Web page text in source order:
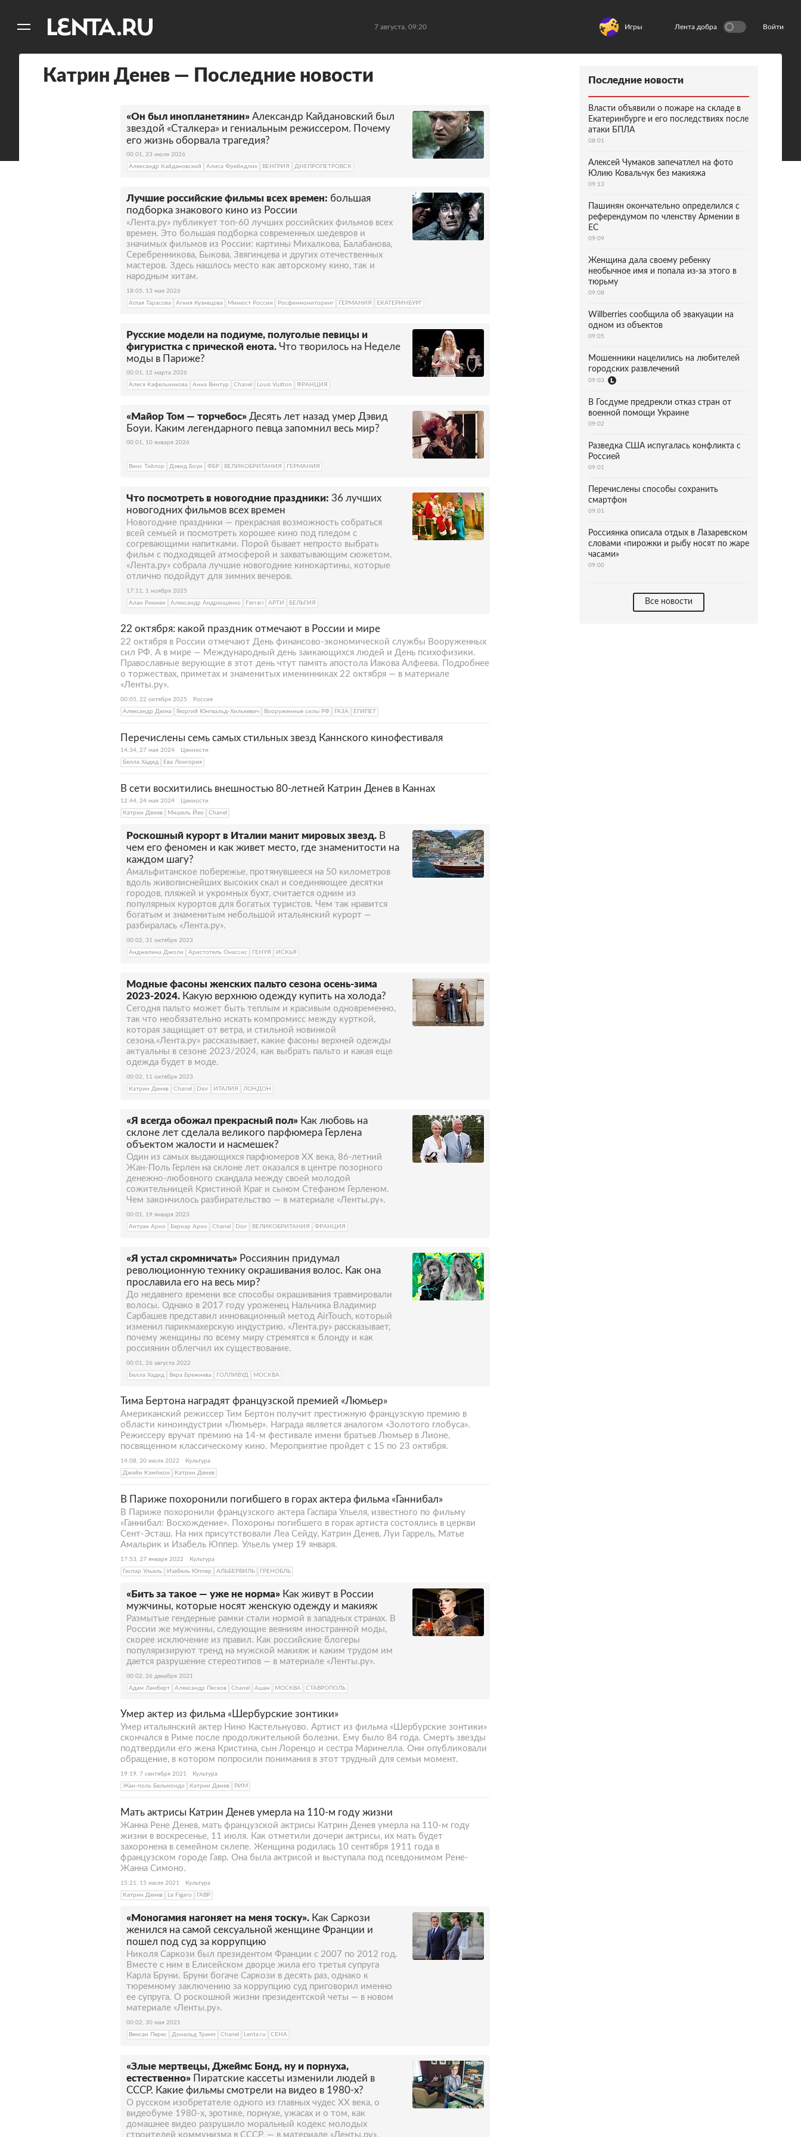
7 августа, 09:20 Игры Лента добра Войти
Катрин Денев — Последние новости
«Он был инопланетянин» Александр Кайдановский был
звездой «Сталкера» и гениальным режиссером. Почему
его жизнь оборвала трагедия?
00:01, 23 июля 2026
Александр Кайдановский
Алиса Фрейндлих ВЕНГРИЯ ДНЕПРОПЕТРОВСК
Лучшие российские фильмы всех времен: большая
подборка знакового кино из России
«Лента.ру» публикует топ-60 лучших российских фильмов всех
времен. Это большая подборка современных шедевров и
значимых фильмов из России: картины Михалкова, Балабанова,
Серебренникова, Быкова, Звягинцева и других отечественных
мастеров. Здесь нашлось место как авторскому кино, так и
народным хитам.
18:05, 13 мая 2026
Аглая Тарасова
Агния Кузнецова Минюст России Росфинмониторинг ГЕРМАНИЯ ЕКАТЕРИНБУРГ
Русские модели на подиуме, полуголые певицы и
фигуристка с прической енота. Что творилось на Неделе
моды в Париже?
00:01, 12 марта 2026
Алеся Кафельникова
Анна Винтур Chanel Louis Vuitton ФРАНЦИЯ
«Майор Том — торчебос» Десять лет назад умер Дэвид
Боуи. Каким легендарного певца запомнил весь мир?
00:01, 10 января 2026
Винс Тэйлор Дэвид Боуи ФБР ВЕЛИКОБРИТАНИЯ ГЕРМАНИЯ
Что посмотреть в новогодние праздники: 36 лучших
новогодних фильмов всех времен
Новогодние праздники — прекрасная возможность собраться
всей семьей и посмотреть хорошее кино под пледом с
согревающими напитками. Порой бывает непросто выбрать
фильм с подходящей атмосферой и захватывающим сюжетом.
«Лента.ру» собрала лучшие новогодние кинокартины, которые
отлично подойдут для зимних вечеров.
17:11, 1 ноября 2025
Алан Рикман
Александр Андрющенко Ferrari АРТИ БЕЛЬГИЯ
22 октября: какой праздник отмечают в России и мире
22 октября в России отмечают День финансово-экономической службы Вооруженных
сил РФ. А в мире — Международный день заикающихся людей и День психофизики.
Православные верующие в этот день чтут память апостола Иакова Алфеева. Подробнее
о торжествах, приметах и знаменитых именинниках 22 октября — в материале
«Ленты.ру».
00:05, 22 октября 2025
Россия
Александр Дюма
Георгий Юнгвальд-Хилькевич Вооруженные силы РФ ГАЗА ЕГИПЕТ
Перечислены семь самых стильных звезд Каннского кинофестиваля
14:34, 27 мая 2024
Ценности
Белла Хадид
Ева Лонгория
В сети восхитились внешностью 80-летней Катрин Денев в Каннах
12:44, 24 мая 2024
Ценности
Катрин Денев
Мишель Йео Chanel
Роскошный курорт в Италии манит мировых звезд. В
чем его феномен и как живет место, где знаменитости на
каждом шагу?
Амальфитанское побережье, протянувшееся на 50 километров
вдоль живописнейших высоких скал и соединяющее десятки
городов, пляжей и укромных бухт, считается одним из
популярных курортов для богатых туристов. Чем так нравится
богатым и знаменитым небольшой итальянский курорт —
разбиралась «Лента.ру».
00:02, 31 октября 2023
Анджелина Джоли
Аристотель Онассис ГЕНУЯ ИСКЬЯ
Модные фасоны женских пальто сезона осень-зима
2023-2024. Какую верхнюю одежду купить на холода?
Сегодня пальто может быть теплым и красивым одновременно,
так что необязательно искать компромисс между курткой,
которая защищает от ветра, и стильной новинкой
сезона.«Лента.ру» рассказывает, какие фасоны верхней одежды
актуальны в сезоне 2023/2024, как выбрать пальто и какая еще
одежда будет в моде.
00:02, 11 октября 2023
Катрин Денев
Chanel Dior ИТАЛИЯ ЛОНДОН
«Я всегда обожал прекрасный пол» Как любовь на
склоне лет сделала великого парфюмера Герлена
объектом жалости и насмешек?
Один из самых выдающихся парфюмеров ХХ века, 86-летний
Жан-Поль Герлен на склоне лет оказался в центре позорного
денежно-любовного скандала между своей молодой
сожительницей Кристиной Краг и сыном Стефаном Герленом.
Чем закончилось разбирательство — в материале «Ленты.ру».
00:01, 19 января 2023
Антуан Арно
Бернар Арно Chanel Dior ВЕЛИКОБРИТАНИЯ ФРАНЦИЯ
«Я устал скромничать» Россиянин придумал
революционную технику окрашивания волос. Как она
прославила его на весь мир?
До недавнего времени все способы окрашивания травмировали
волосы. Однако в 2017 году уроженец Нальчика Владимир
Сарбашев представил инновационный метод AirTouch, который
изменил парикмахерскую индустрию. «Лента.ру» рассказывает,
почему женщины по всему миру стремятся к блонду и как
россиянин облегчил их существование.
00:01, 26 августа 2022
Белла Хадид
Вера Брежнева ГОЛЛИВУД МОСКВА
Тима Бертона наградят французской премией «Люмьер»
Американский режиссер Тим Бертон получит престижную французскую премию в
области киноиндустрии «Люмьер». Награда является аналогом «Золотого глобуса».
Режиссеру вручат премию на 14-м фестивале имени братьев Люмьер в Лионе,
посвященном классическому кино. Мероприятие пройдет с 15 по 23 октября.
14:08, 20 июля 2022
Культура
Джейн Кэмпион
Катрин Денев
В Париже похоронили погибшего в горах актера фильма «Ганнибал»
В Париже похоронили французского актера Гаспара Ульеля, известного по фильму
«Ганнибал: Восхождение». Похороны погибшего в горах артиста состоялись в церкви
Сент-Эсташ. На них присутствовали Леа Сейду, Катрин Денев, Луи Гаррель, Матье
Амальрик и Изабель Юппер. Ульель умер 19 января.
17:53, 27 января 2022
Культура
Гаспар Ульель
Изабель Юппер АЛЬБЕРВИЛЬ ГРЕНОБЛЬ
«Бить за такое — уже не норма» Как живут в России
мужчины, которые носят женскую одежду и макияж
Размытые гендерные рамки стали нормой в западных странах. В
России же мужчины, следующие веяниям иностранной моды,
скорее исключение из правил. Как российские блогеры
популяризируют тренд на мужской макияж и каким трудом им
дается разрушение стереотипов — в материале «Ленты.ру».
00:02, 26 декабря 2021
Адам Ламберт
Александр Песков Chanel Ашан МОСКВА СТАВРОПОЛЬ
Умер актер из фильма «Шербурские зонтики»
Умер итальянский актер Нино Кастельнуово. Артист из фильма «Шербурские зонтики»
скончался в Риме после продолжительной болезни. Ему было 84 года. Смерть звезды
подтвердили его жена Кристина, сын Лоренцо и сестра Маринелла. Они опубликовали
обращение, в котором попросили понимания в этот трудный для семьи момент.
19:19, 7 сентября 2021
Культура
Жан-поль Бельмондо
Катрин Денев РИМ
Мать актрисы Катрин Денев умерла на 110-м году жизни
Жанна Рене Денев, мать французской актрисы Катрин Денев умерла на 110-м году
жизни в воскресенье, 11 июля. Как отметили дочери актрисы, их мать будет
захоронена в семейном склепе. Женщина родилась 10 сентября 1911 года в
французском городе Гавр. Она была актрисой и выступала под псевдонимом Рене-
Жанна Симоно.
15:21, 15 июля 2021
Культура
Катрин Денев
Le Figaro ГАВР
«Моногамия нагоняет на меня тоску». Как Саркози
женился на самой сексуальной женщине Франции и
пошел под суд за коррупцию
Николя Саркози был президентом Франции с 2007 по 2012 год.
Вместе с ним в Елисейском дворце жила его третья супруга
Карла Бруни. Бруни богаче Саркози в десять раз, однако к
тюремному заключению за коррупцию суд приговорил именно
ее супруга. О роскошной жизни президентской четы — в новом
материале «Ленты.ру».
00:02, 30 мая 2021
Венсан Перес
Дональд Трамп Chanel Lenta.ru СЕНА
«Злые мертвецы, Джеймс Бонд, ну и порнуха,
естественно» Пиратские кассеты изменили людей в
СССР. Какие фильмы смотрели на видео в 1980-х?
О русском изобретателе одного из главных чудес XX века, о
видеобуме 1980-х, эротике, порнухе, ужасах и о том, как
домашнее видео разрушило моральный кодекс молодых
строителей коммунизма в СССР, — в материале «Ленты.ру».
Последние новости
Власти объявили о пожаре на складе в
Екатеринбурге и его последствиях после
атаки БПЛА
08:01
Алексей Чумаков запечатлел на фото
Юлию Ковальчук без макияжа
09:13
Пашинян окончательно определился с
референдумом по членству Армении в
ЕС
09:09
Женщина дала своему ребенку
необычное имя и попала из-за этого в
тюрьму
09:08
Willberries сообщила об эвакуации на
одном из объектов
09:05
Мошенники нацелились на любителей
городских развлечений
09:03
В Госдуме предрекли отказ стран от
военной помощи Украине
09:02
Разведка США испугалась конфликта с
Россией
09:01
Перечислены способы сохранить
смартфон
09:01
Россиянка описала отдых в Лазаревском
словами «пирожки и рыбу носят по жаре
часами»
09:00
Все новости